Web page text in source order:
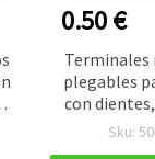
0.50 €
plegables
con
colorSku: